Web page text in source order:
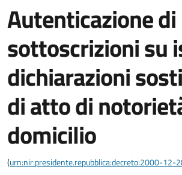
Autenticazione di
sottoscrizioni su
dichiarazioni
di atto di
domicilio
(urn:nir:presidente.repubblica:decreto:2000-12-